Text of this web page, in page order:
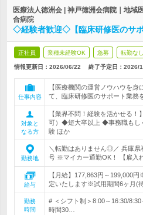
医療法人徳洲会 | 神戸徳洲会病院｜地域
合病院
◇経験者歓迎◇【臨床研修医のサ
正社員 業種未経験OK 急募 転勤なし
情報更新日：2026/06/22 終了予定日： 2026/
仕事内容
【医療機関の運営ノウハウを
て、臨床研修医のサポート業務
対象と
なる方
【業界不問！経験を活かせる
可）◆短大卒以上 ◆事務職もし
験 ほか
勤務地
＼転勤はありません◎／ 兵庫県
号 ※マイカー通勤OK！ 【雇入
給与
【月給】177,863円～199,000
定いたします※試用期間6ヶ月(
勤務
時間
# ＜シフト制＞8:00～16:30/
時間30…